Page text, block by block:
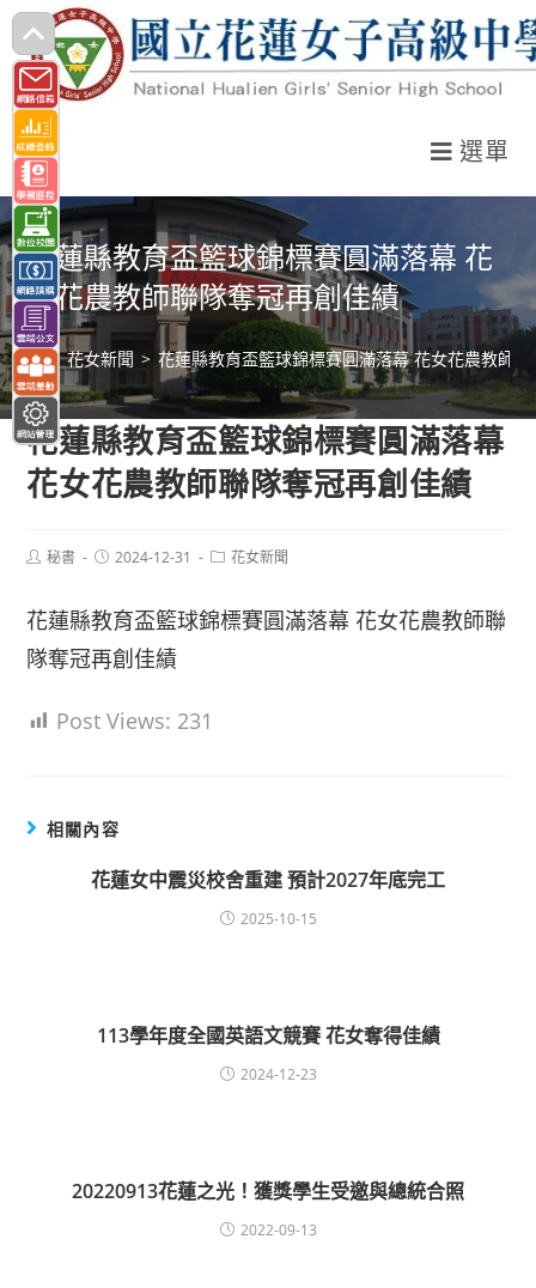
跳
轉
至
主
要
內
容
選單
花蓮縣教育盃籃球錦標賽圓滿落幕 花
女花農教師聯隊奪冠再創佳績
> 花女新聞 > 花蓮縣教育盃籃球錦標賽圓滿落幕 花女花農教師
花蓮縣教育盃籃球錦標賽圓滿落幕
花女花農教師聯隊奪冠再創佳績
Post秘書
Post2024-12-31
Post花女新聞
花蓮縣教育盃籃球錦標賽圓滿落幕 花女花農教師聯
隊奪冠再創佳績
Post Views: 231
相關內容
花蓮女中震災校舍重建 預計2027年底完工
2025-10-15
113學年度全國英語文競賽 花女奪得佳績
2024-12-23
20220913花蓮之光！獲獎學生受邀與總統合照
2022-09-13